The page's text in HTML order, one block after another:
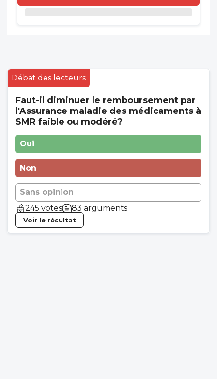
Débat des lecteurs
Faut-il diminuer le remboursement par
l'Assurance maladie des médicaments à
SMR faible ou modéré?
Oui
Non
Sans opinion
245 votes
83 arguments
Voir le résultat